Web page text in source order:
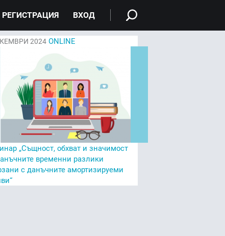
РЕГИСТРАЦИЯ ВХОД
2024 ONLINE
„Същност, обхват и значимост
временни разлики
с данъчните амортизируеми